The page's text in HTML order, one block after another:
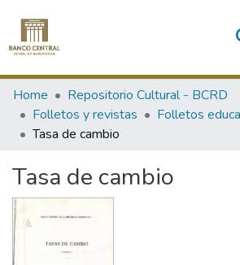
Communities & Collections
All of DSpace
Home
Repositorio Cultural - BCRD
Folletos y revistas
Folletos
Tasa de cambio
Tasa de cambio